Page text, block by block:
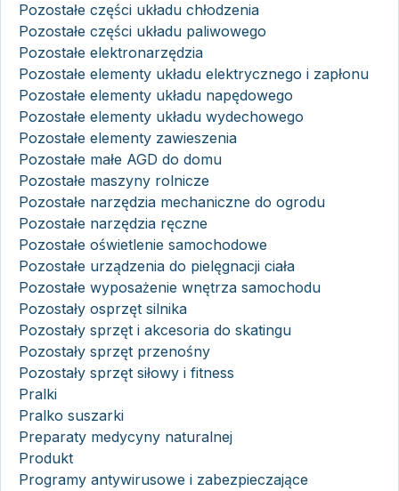
Pozostałe części układu chłodzenia
Pozostałe części układu paliwowego
Pozostałe elektronarzędzia
Pozostałe elementy układu elektrycznego i zapłonu
Pozostałe elementy układu napędowego
Pozostałe elementy układu wydechowego
Pozostałe elementy zawieszenia
Pozostałe małe AGD do domu
Pozostałe maszyny rolnicze
Pozostałe narzędzia mechaniczne do ogrodu
Pozostałe narzędzia ręczne
Pozostałe oświetlenie samochodowe
Pozostałe urządzenia do pielęgnacji ciała
Pozostałe wyposażenie wnętrza samochodu
Pozostały osprzęt silnika
Pozostały sprzęt i akcesoria do skatingu
Pozostały sprzęt przenośny
Pozostały sprzęt siłowy i fitness
Pralki
Pralko suszarki
Preparaty medycyny naturalnej
Produkt
Programy antywirusowe i zabezpieczające